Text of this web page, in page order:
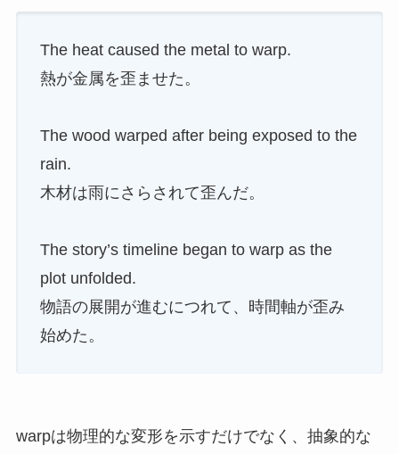
The heat caused the metal to warp.
熱が金属を歪ませた。
The wood warped after being exposed to the
rain.
木材は雨にさらされて歪んだ。
The story’s timeline began to warp as the
plot unfolded.
物語の展開が進むにつれて、時間軸が歪み
始めた。
warpは物理的な変形を示すだけでなく、抽象的な